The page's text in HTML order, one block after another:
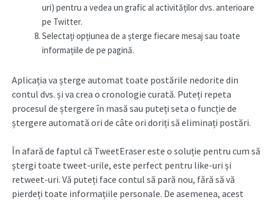
uri) pentru a vedea un grafic al activităților dvs. anterioare
pe Twitter.
Selectați opțiunea de a șterge fiecare mesaj sau toate
informațiile de pe pagină.
Aplicația va șterge automat toate postările nedorite din
contul dvs. și va crea o cronologie curată. Puteți repeta
procesul de ștergere în masă sau puteți seta o funcție de
ștergere automată ori de câte ori doriți să eliminați postări.
În afară de faptul că TweetEraser este o soluție pentru cum să
ștergi toate tweet-urile, este perfect pentru like-uri și
retweet-uri. Vă puteți face contul să pară nou, fără să vă
pierdeți toate informațiile personale. De asemenea, acest